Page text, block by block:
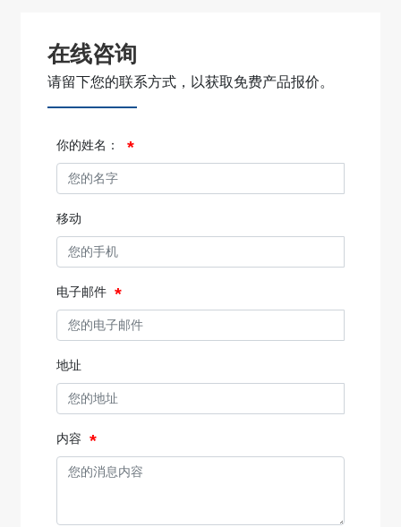
在线咨询
请留下您的联系方式，以获取免费产品报价。
你的姓名：
移动
电子邮件
地址
内容